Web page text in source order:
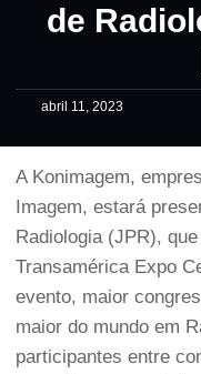
de
abril 11, 2023
A Konimagem,
Imagem, estará
Radiologia (JPR),
Transamérica Expo
evento, maior
maior do mundo em
participantes entre